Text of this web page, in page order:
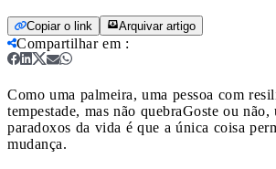
Copiar o link Arquivar artigo
Compartilhar em :
Como uma palmeira, uma pessoa com
tempestade, mas não quebraGoste ou não,
paradoxos da vida é que a única coisa
mudança.